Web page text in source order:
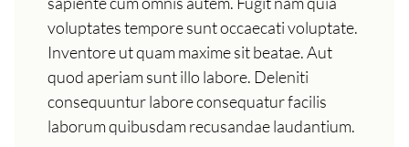
voluptates tempore sunt occaecati voluptate.
Inventore ut quam maxime sit beatae. Aut
quod aperiam sunt illo labore. Deleniti
consequuntur labore consequatur facilis
laborum quibusdam recusandae laudantium.